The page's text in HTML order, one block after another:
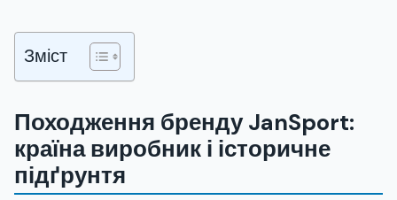
Зміст
Походження бренду JanSport:
країна виробник і історичне
підґрунтя